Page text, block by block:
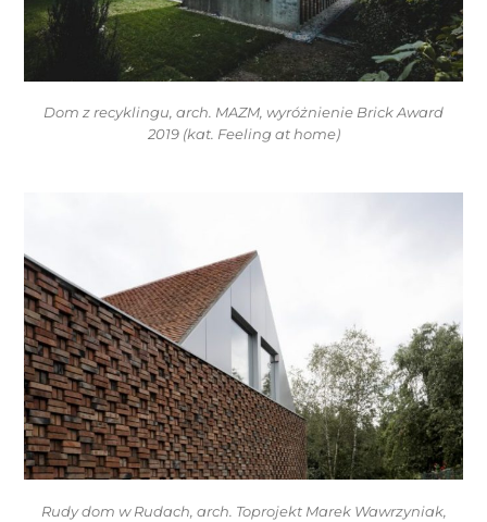
Dom z recyklingu, arch. MAZM, wyróżnienie Brick Award
2019 (kat. Feeling at home)
Rudy dom w Rudach, arch. Toprojekt Marek Wawrzyniak,